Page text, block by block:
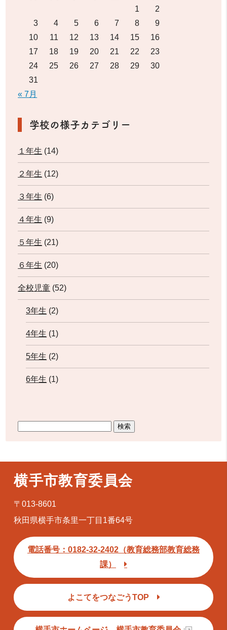
1
2
3
4 5 6 7 8
9
10
11 12 13 14 15
16
17
18 19 20 21 22
23
24
25 26 27 28 29
30
31
« 7月
学校の様子カテゴリー
１年生 (14)
２年生 (12)
３年生 (6)
４年生 (9)
５年生 (21)
６年生 (20)
全校児童 (52)
3年生 (2)
4年生 (1)
5年生 (2)
6年生 (1)
横手市教育委員会
〒013-8601
秋田県横手市条里一丁目1番64号
電話番号：0182-32-2402（教育総務部教育総務
課）
よこてをつなごうTOP